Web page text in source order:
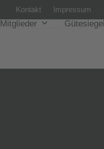
Kontakt Impressum
Mitglieder Gütesiegel